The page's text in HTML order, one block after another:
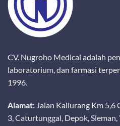
CV. Nugroho Medical adalah
laboratorium, dan farmasi
1996.
Alamat: Jalan Kaliurang Km 5,6
3, Caturtunggal, Depok,